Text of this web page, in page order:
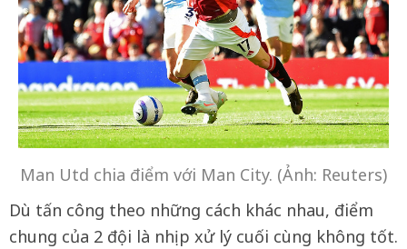
Man Utd chia điểm với Man City. (Ảnh: Reuters)
Dù tấn công theo những cách khác nhau, điểm
chung của 2 đội là nhịp xử lý cuối cùng không tốt.